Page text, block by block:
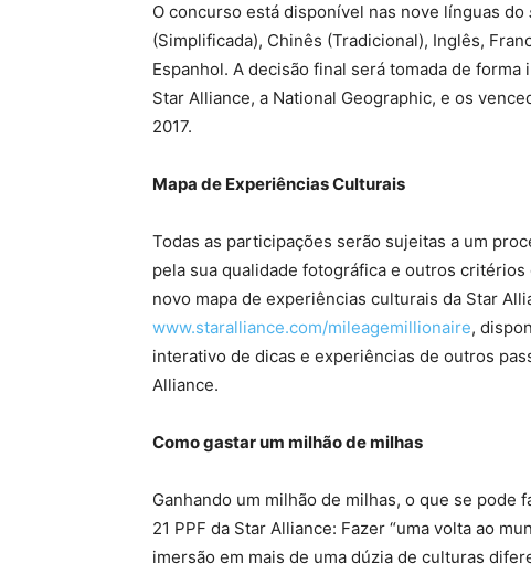
O concurso está disponível nas nove línguas do
(Simplificada), Chinês (Tradicional), Inglês,
Espanhol. A decisão final será tomada de
Star Alliance, a National Geographic, e os
2017.
Mapa de Experiências Culturais
Todas as participações serão sujeitas a um
pela sua qualidade fotográfica e outros
novo mapa de experiências culturais da Star
www.staralliance.com/mileagemillionaire,
interativo de dicas e experiências de outros
Alliance.
Como gastar um milhão de milhas
Ganhando um milhão de milhas, o que se pode
21 PPF da Star Alliance: Fazer “uma volta ao
imersão em mais de uma dúzia de culturas